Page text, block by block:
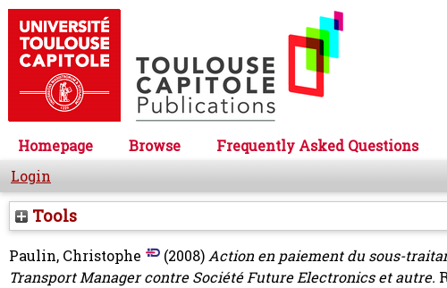
Homepage Browse Frequently Asked Questions
Login
Tools
Paulin, Christophe (2008)Action en paiement du sous-
Transport Manager contre Société Future Electronics et autre.